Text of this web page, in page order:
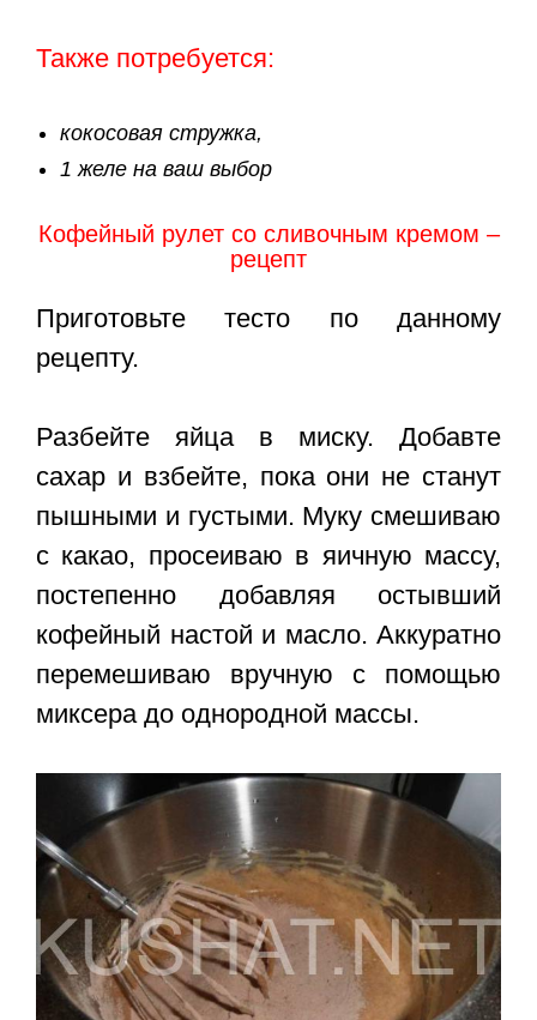
Также потребуется:
кокосовая стружка,
1 желе на ваш выбор
Кофейный рулет со сливочным кремом –
рецепт
Приготовьте тесто по данному
рецепту.
Разбейте яйца в миску. Добавте
сахар и взбейте, пока они не станут
пышными и густыми. Муку смешиваю
с какао, просеиваю в яичную массу,
постепенно добавляя остывший
кофейный настой и масло. Аккуратно
перемешиваю вручную с помощью
миксера до однородной массы.